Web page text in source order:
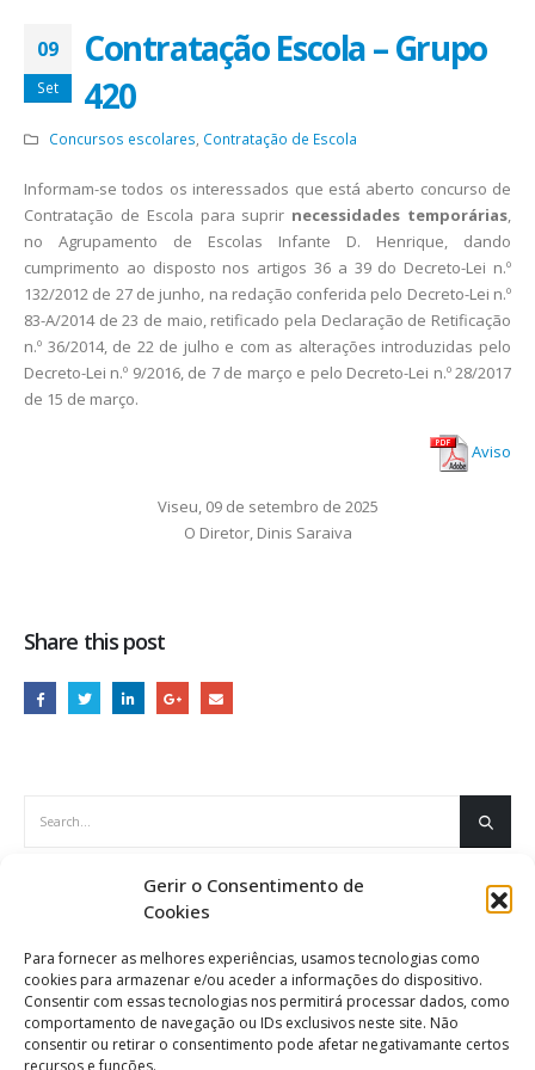
Gerir o Consentimento de
Cookies
Para fornecer as melhores experiências, usamos tecnologias como
cookies para armazenar e/ou aceder a informações do dispositivo.
Consentir com essas tecnologias nos permitirá processar dados, como
comportamento de navegação ou IDs exclusivos neste site. Não
consentir ou retirar o consentimento pode afetar negativamante certos
recursos e funções.
09
Set
Contratação Escola – Grupo
420
Concursos escolares Contratação de Escola
Informam-se todos os interessados que está aberto concurso de
Contratação de Escola para suprir necessidades temporárias,
no Agrupamento de Escolas Infante D. Henrique, dando
cumprimento ao disposto nos artigos 36 a 39 do Decreto-Lei n.º
132/2012 de 27 de junho, na redação conferida pelo Decreto-Lei n.º
83-A/2014 de 23 de maio, retificado pela Declaração de Retificação
n.º 36/2014, de 22 de julho e com as alterações introduzidas pelo
Decreto-Lei n.º 9/2016, de 7 de março e pelo Decreto-Lei n.º 28/2017
de 15 de março.
Aviso
Viseu, 09 de setembro de 2025
O Diretor, Dinis Saraiva
Share this post
ÚLTIMAS NOTÍCIAS
Agosto 5, 2026
Informação
Agosto 5, 2026